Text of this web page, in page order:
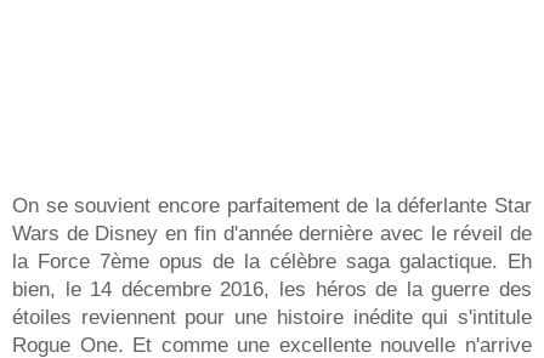
On se souvient encore parfaitement de la déferlante Star
Wars de Disney en fin d'année dernière avec le réveil de
la Force 7ème opus de la célèbre saga galactique. Eh
bien, le 14 décembre 2016, les héros de la guerre des
étoiles reviennent pour une histoire inédite qui s'intitule
Rogue One. Et comme une excellente nouvelle n'arrive